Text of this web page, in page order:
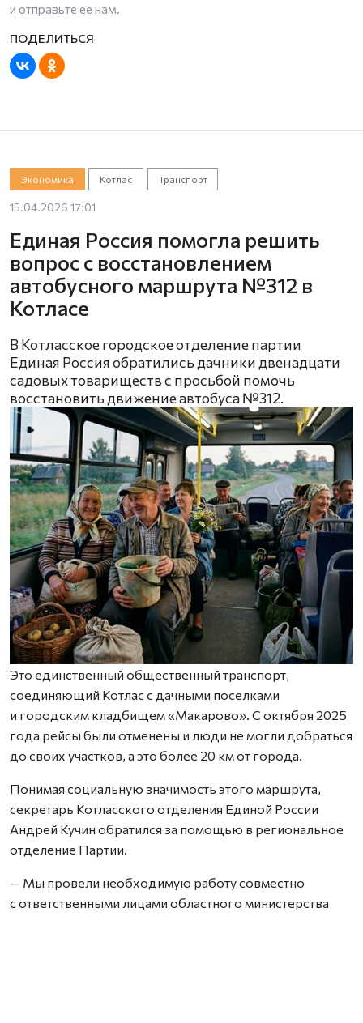
и отправьте ее нам.
Экономика Котлас Транспорт
15.04.2026 17:01
Единая Россия помогла решить
вопрос с восстановлением
автобусного маршрута №312 в
Котласе
В Котласское городское отделение партии
Единая Россия обратились дачники двенадцати
садовых товариществ с просьбой помочь
восстановить движение автобуса №312.
Это единственный общественный транспорт,
соединяющий Котлас с дачными поселками
и городским кладбищем «Макарово». С октября 2025
года рейсы были отменены и люди не могли добраться
до своих участков, а это более 20 км от города.
Понимая социальную значимость этого маршрута,
секретарь Котласского отделения Единой России
Андрей Кучин обратился за помощью в региональное
отделение Партии.
— Мы провели необходимую работу совместно
с ответственными лицами областного министерства